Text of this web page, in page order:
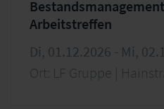
Arbeitstreffen
Di, 01.12.2026 - Mi,
Ort: LF Gruppe |